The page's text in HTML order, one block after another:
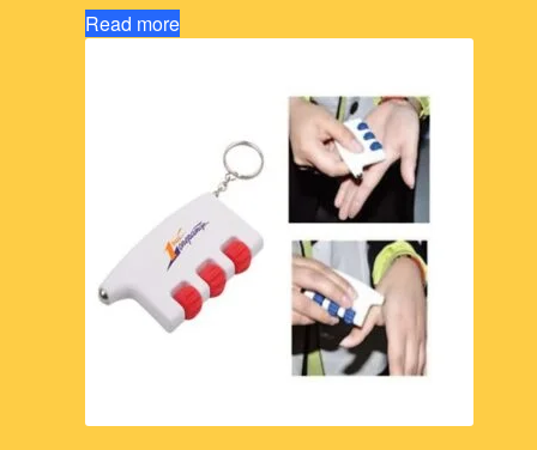
Read more